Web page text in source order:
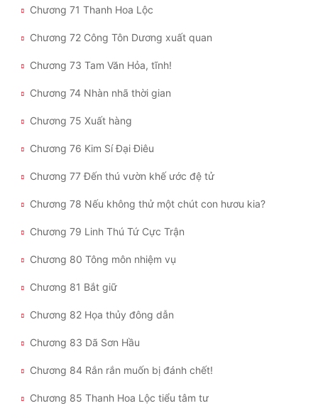
Chương 71 Thanh Hoa Lộc
Chương 72 Công Tôn Dương xuất quan
Chương 73 Tam Văn Hỏa, tĩnh!
Chương 74 Nhàn nhã thời gian
Chương 75 Xuất hàng
Chương 76 Kim Sí Đại Điêu
Chương 77 Đến thú vườn khế ước đệ tử
Chương 78 Nếu không thử một chút con hươu kia?
Chương 79 Linh Thú Tứ Cực Trận
Chương 80 Tông môn nhiệm vụ
Chương 81 Bắt giữ
Chương 82 Họa thủy đông dẫn
Chương 83 Dã Sơn Hầu
Chương 84 Rắn rắn muốn bị đánh chết!
Chương 85 Thanh Hoa Lộc tiểu tâm tư